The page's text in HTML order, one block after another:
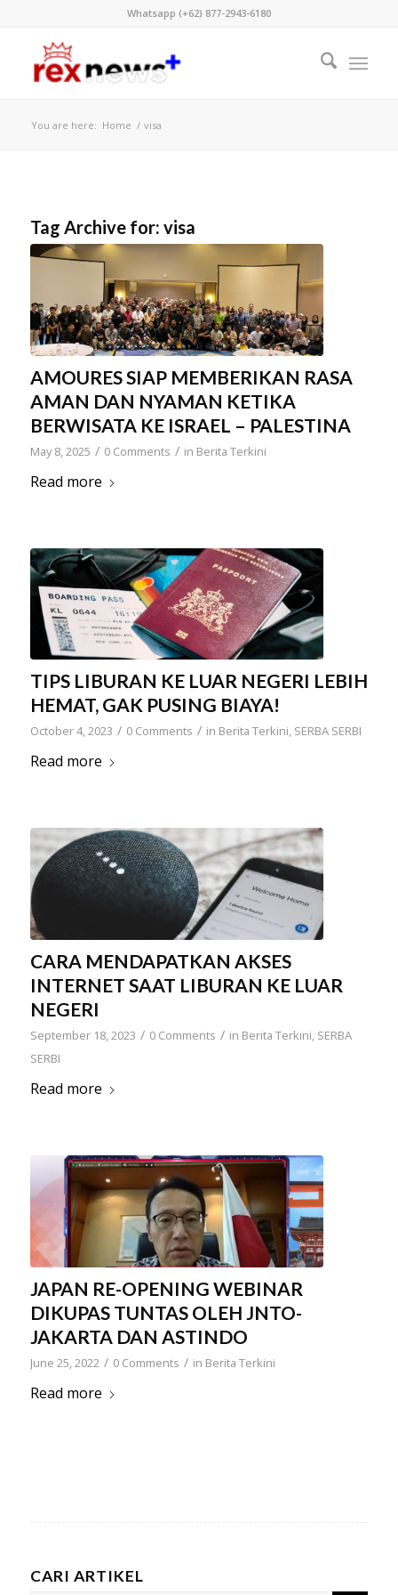
Whatsapp (+62) 877-2943-6180
You are here: Home / visa
Tag Archive for: visa
AMOURES SIAP MEMBERIKAN RASA
AMAN DAN NYAMAN KETIKA
BERWISATA KE ISRAEL – PALESTINA
May 8, 2025 / 0 Comments / in Berita Terkini
Read more
TIPS LIBURAN KE LUAR NEGERI LEBIH
HEMAT, GAK PUSING BIAYA!
October 4, 2023 / 0 Comments / in Berita Terkini, SERBA SERBI
Read more
CARA MENDAPATKAN AKSES
INTERNET SAAT LIBURAN KE LUAR
NEGERI
September 18, 2023 / 0 Comments / in Berita Terkini, SERBA
SERBI
Read more
JAPAN RE-OPENING WEBINAR
DIKUPAS TUNTAS OLEH JNTO-
JAKARTA DAN ASTINDO
June 25, 2022 / 0 Comments / in Berita Terkini
Read more
CARI ARTIKEL